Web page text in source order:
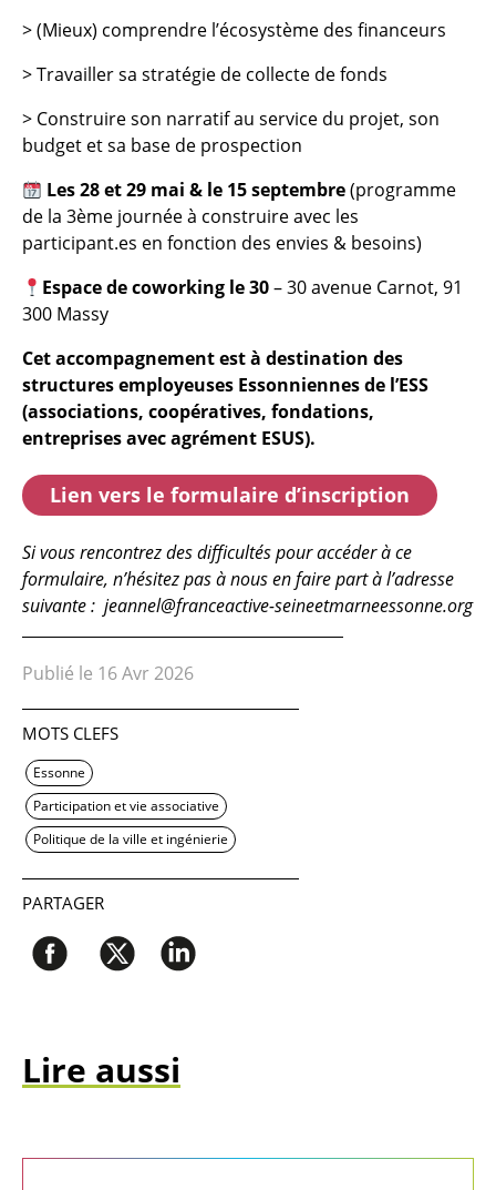
> (Mieux) comprendre l’écosystème des financeurs
> Travailler sa stratégie de collecte de fonds
> Construire son narratif au service du projet, son
budget et sa base de prospection
Les 28 et 29 mai & le 15 septembre(programme
de la 3ème journée à construire avec les
participant.es en fonction des envies & besoins)
Espace de coworking le 30– 30 avenue Carnot, 91
300 Massy
Cet accompagnement est à destination des
structures employeuses Essonniennes de l’ESS
(associations, coopératives, fondations,
entreprises avec agrément ESUS).
Lien vers le formulaire d’inscription
Si vous rencontrez des difficultés pour accéder à ce
formulaire, n’hésitez pas à nous en faire part à l’adresse
suivante : jeannel@franceactive-seineetmarneessonne.org
Publié le 16 Avr 2026
MOTS CLEFS
Essonne
Participation et vie associative
Politique de la ville et ingénierie
PARTAGER
Lire aussi